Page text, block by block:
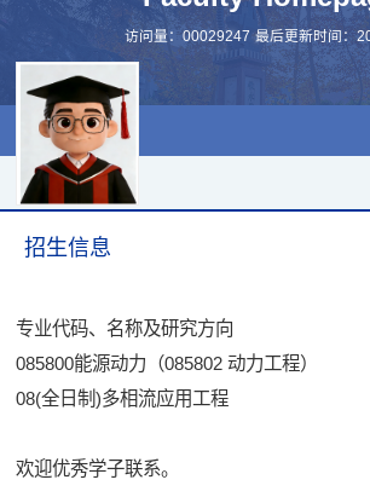
访问量：00029247 最后更新时间：
招生信息
专业代码、名称及研究方向
085800能源动力（085802 动力工程）
08(全日制)多相流应用工程
欢迎优秀学子联系。